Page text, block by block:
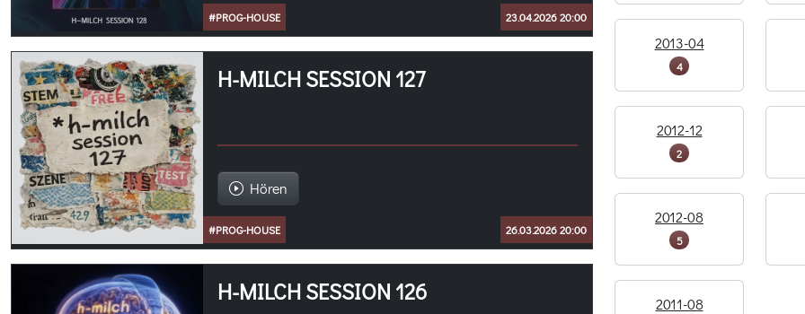
#PROG-HOUSE 23.04.2026 20:00
H-MILCH SESSION 127
Hören
#PROG-HOUSE 26.03.2026 20:00
H-MILCH SESSION 126
2013-04
4
2012-12
2
2012-08
5
2011-08